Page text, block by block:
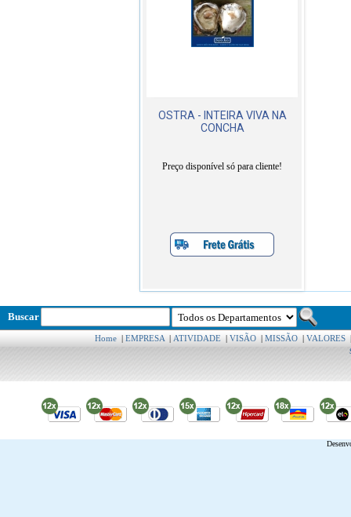
OSTRA - INTEIRA VIVA NA
CONCHA
Preço disponível só para cliente!
Buscar
Home| EMPRESA| ATIVIDADE| VISÃO| MISSÃO| VALORES